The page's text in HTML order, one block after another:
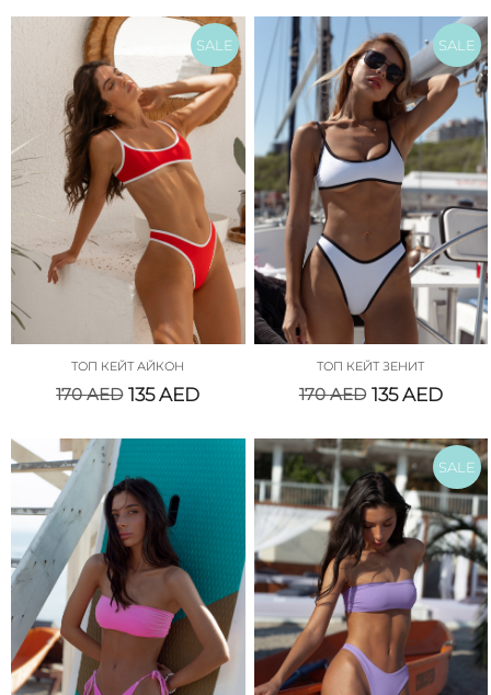
SALE
ТОП КЕЙТ АЙКОН
170AED 135AED
SALE
ТОП КЕЙТ ЗЕНИТ
170AED 135AED
SALE